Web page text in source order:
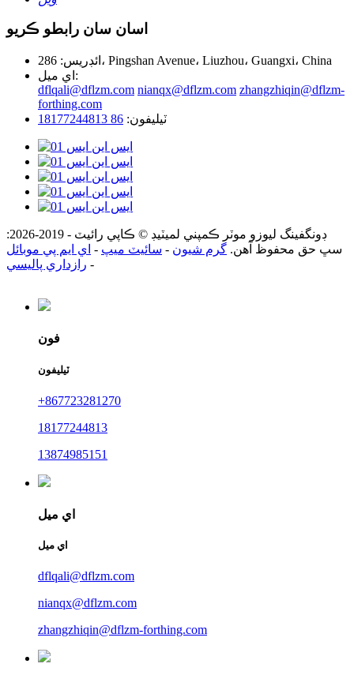
اسان سان رابطو ڪريو
ائڊريس: 286، Pingshan Avenue، Liuzhou، Guangxi، China
اي ميل:
dflqali@dflzm.com nianqx@dflzm.com zhangzhiqin@dflzm-
forthing.com
ٽيليفون: 86 18177244813
ڊونگفينگ ليوزو موٽر ڪمپني لميٽيڊ © ڪاپي رائيٽ - 2019-2026:
سڀ حق محفوظ آهن. گرم شيون - سائيٽ ميپ - اي ايم پي موبائل
- رازداري پاليسي
فون
ٽيليفون
+867723281270
18177244813
13874985151
اي ميل
اي ميل
dflqali@dflzm.com
nianqx@dflzm.com
zhangzhiqin@dflzm-forthing.com